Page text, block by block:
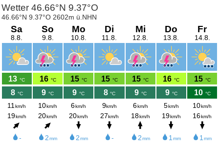
Wetter 46.66°N 9.37°O
46.66°N 9.37°O 2602m ü.NHN
Sa
8.8.
13 °C
8 °C
11 km/h
19km/h
-
So
9.8.
16 °C
9 °C
10km/h
20km/h
2mm
Mo
10.8.
15 °C
9 °C
6km/h
20km/h
2 mm
Di
11.8.
15 °C
8 °C
9km/h
27km/h
-
Mi
12.8.
15 °C
9 °C
6km/h
18km/h
2mm
Do
13.8.
16 °C
9 °C
5km/h
19km/h
1mm
Fr
14.8.
15 °C
10 °C
10km/h
16km/h
1mm